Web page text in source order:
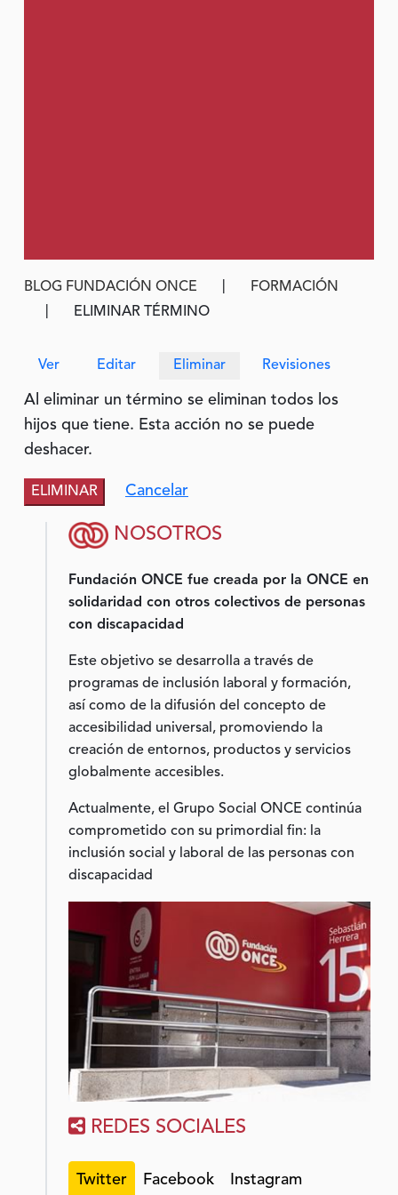
Ruta de navegación
BLOG FUNDACIÓN ONCE
FORMACIÓN
ELIMINAR TÉRMINO
Solapas principales
Ver Editar Eliminar Revisiones
Al eliminar un término se eliminan todos los
hijos que tiene. Esta acción no se puede
deshacer.
Cancelar
NOSOTROS
Fundación ONCE fue creada por la ONCE en
solidaridad con otros colectivos de personas
con discapacidad
Este objetivo se desarrolla a través de
programas de inclusión laboral y formación,
así como de la difusión del concepto de
accesibilidad universal, promoviendo la
creación de entornos, productos y servicios
globalmente accesibles.
Actualmente, el Grupo Social ONCE continúa
comprometido con su primordial fin: la
inclusión social y laboral de las personas con
discapacidad
REDES SOCIALES
Twitter Facebook Instagram